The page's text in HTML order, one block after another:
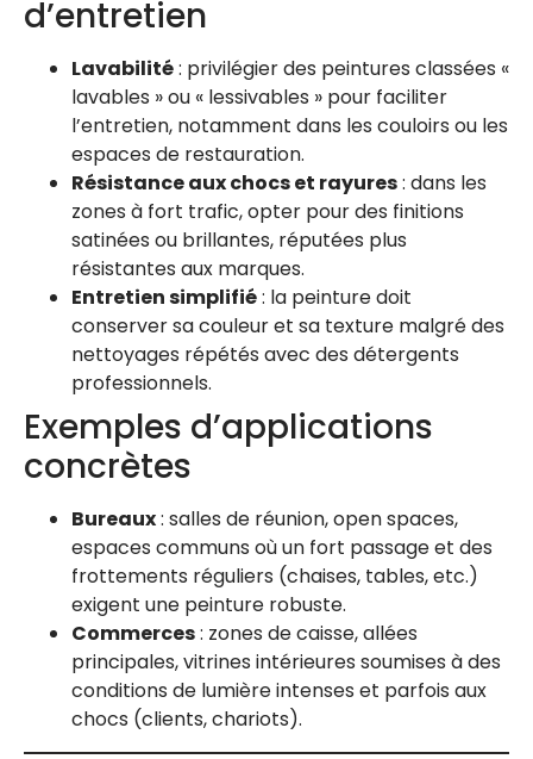
d’entretien
Lavabilité: privilégier des peintures classées «
lavables » ou « lessivables » pour faciliter
l’entretien, notamment dans les couloirs ou les
espaces de restauration.
Résistance aux chocs et rayures: dans les
zones à fort trafic, opter pour des finitions
satinées ou brillantes, réputées plus
résistantes aux marques.
Entretien simplifié: la peinture doit
conserver sa couleur et sa texture malgré des
nettoyages répétés avec des détergents
professionnels.
Exemples d’applications
concrètes
Bureaux: salles de réunion, open spaces,
espaces communs où un fort passage et des
frottements réguliers (chaises, tables, etc.)
exigent une peinture robuste.
Commerces: zones de caisse, allées
principales, vitrines intérieures soumises à des
conditions de lumière intenses et parfois aux
chocs (clients, chariots).